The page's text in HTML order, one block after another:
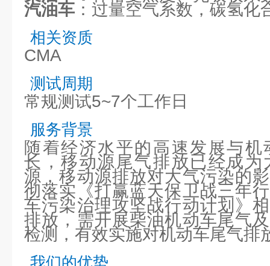
汽油车 ：过量空气系数，碳氢化
相关资质
CMA
测试周期
常规测试5~7个工作日
服务背景
随着经济水平的高速发展与
长，移动源尾气排放已经成为
源，移动源排放对大气污染的
彻落实《打赢蓝天保卫战三年
车污染治理攻坚战行动计划》
排放，需开展柴油机动车尾气
检测，有效实施对机动车尾气排
我们的优势